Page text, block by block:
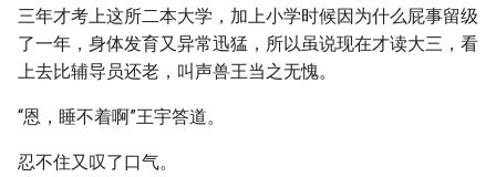
三年才考上这所二本大学，加上小学时候因为什么屁事留级
了一年，身体发育又异常迅猛，所以虽说现在才读大三，看
上去比辅导员还老，叫声兽王当之无愧。
“恩，睡不着啊”王宇答道。
忍不住又叹了口气。